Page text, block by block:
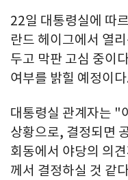
22일 대통령실에 따
란드 헤이그에서 열
두고 막판 고심 중이
여부를 밝힐 예정이
대통령실 관계자는 "
상황으로, 결정되면
회동에서 야당의 의
께서 결정하실 것 같